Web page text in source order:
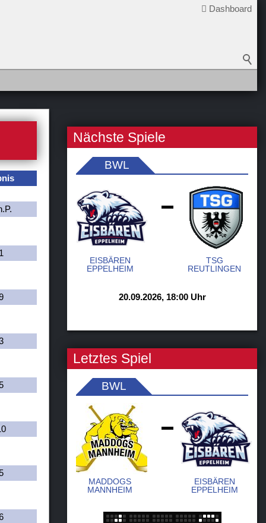
Dashboard
1
Nächste Spiele
BWL
EISBÄREN
EPPELHEIM
-
TSG
REUTLINGEN
20.09.2026, 18:00 Uhr
Letztes Spiel
BWL
MADDOGS
MANNHEIM
-
EISBÄREN
EPPELHEIM